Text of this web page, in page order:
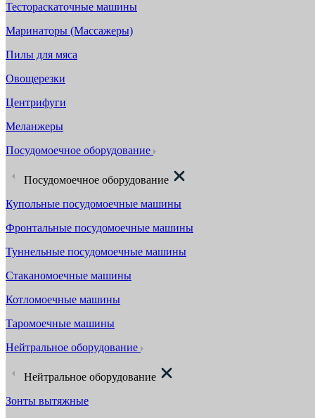
Тестораскаточные машины
Маринаторы (Массажеры)
Пилы для мяса
Овощерезки
Центрифуги
Меланжеры
Посудомоечное оборудование
Посудомоечное оборудование
Купольные посудомоечные машины
Фронтальные посудомоечные машины
Туннельные посудомоечные машины
Стаканомоечные машины
Котломоечные машины
Таромоечные машины
Нейтральное оборудование
Нейтральное оборудование
Зонты вытяжные